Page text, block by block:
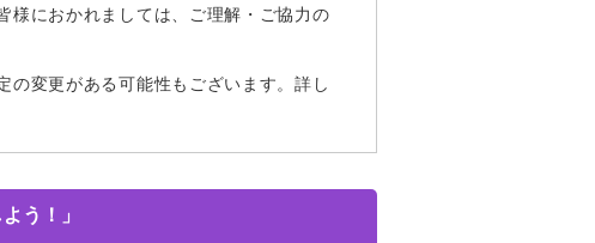
様におかれましては、ご理解・ご協力の
の変更がある可能性もございます。詳し
う！」